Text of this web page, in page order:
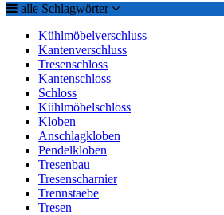
alle Schlagwörter
Kühlmöbelverschluss
Kantenverschluss
Tresenschloss
Kantenschloss
Schloss
Kühlmöbelschloss
Kloben
Anschlagkloben
Pendelkloben
Tresenbau
Tresenscharnier
Trennstaebe
Tresen